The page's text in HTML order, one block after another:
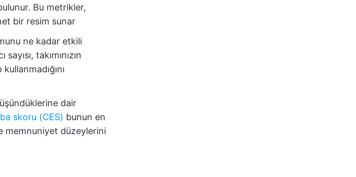
Bu metrikler,
bir resim sunar
ne kadar etkili
takımınızın
dair
skoru (CES) bunun en
memnuniyet düzeylerini